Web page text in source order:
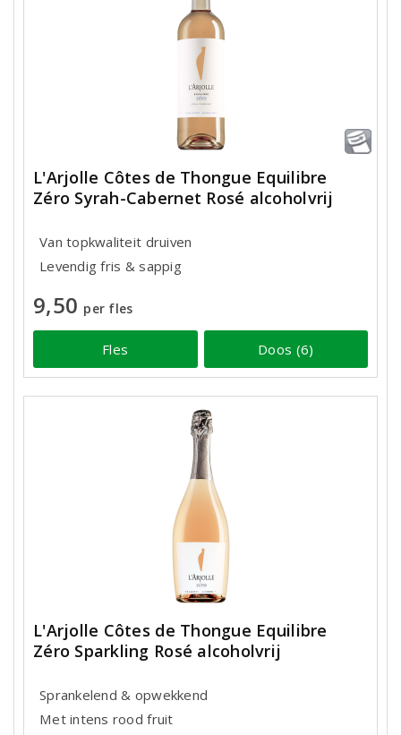
L'Arjolle Côtes de Thongue Equilibre
Zéro Syrah-Cabernet Rosé alcoholvrij
Van topkwaliteit druiven
Levendig fris & sappig
9,50 per fles
Fles Doos (6)
L'Arjolle Côtes de Thongue Equilibre
Zéro Sparkling Rosé alcoholvrij
Sprankelend & opwekkend
Met intens rood fruit